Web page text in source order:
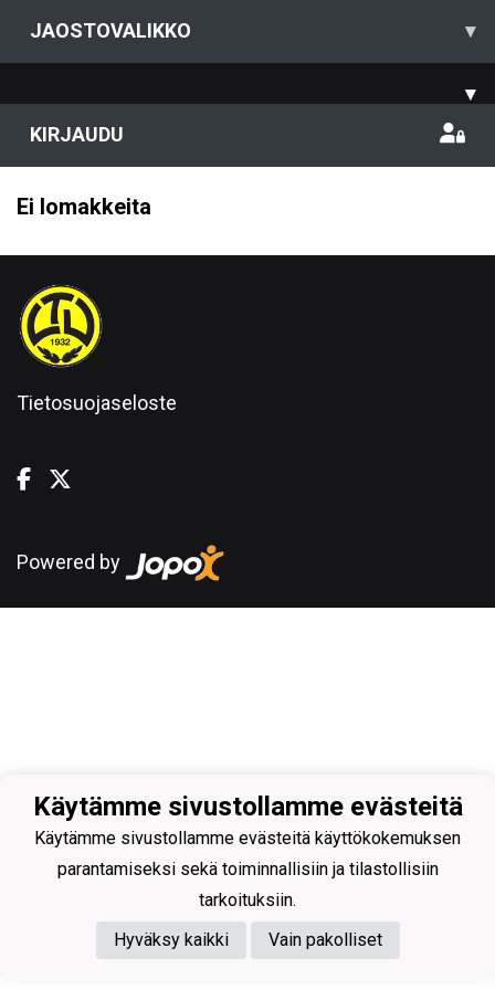
JAOSTOVALIKKO ▾
▾
KIRJAUDU
Ei lomakkeita
Tietosuojaseloste
Powered by
Käytämme sivustollamme evästeitä
Käytämme sivustollamme evästeitä käyttökokemuksen
parantamiseksi sekä toiminnallisiin ja tilastollisiin
tarkoituksiin.
Hyväksy kaikki
Vain pakolliset